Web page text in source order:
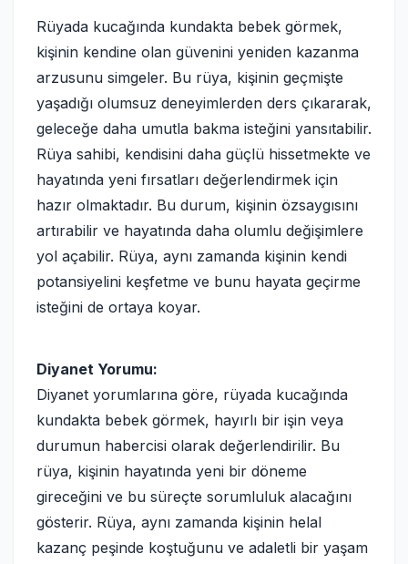
Rüyada kucağında kundakta bebek görmek,
kişinin kendine olan güvenini yeniden kazanma
arzusunu simgeler. Bu rüya, kişinin geçmişte
yaşadığı olumsuz deneyimlerden ders çıkararak,
geleceğe daha umutla bakma isteğini yansıtabilir.
Rüya sahibi, kendisini daha güçlü hissetmekte ve
hayatında yeni fırsatları değerlendirmek için
hazır olmaktadır. Bu durum, kişinin özsaygısını
artırabilir ve hayatında daha olumlu değişimlere
yol açabilir. Rüya, aynı zamanda kişinin kendi
potansiyelini keşfetme ve bunu hayata geçirme
isteğini de ortaya koyar.
Diyanet Yorumu:
Diyanet yorumlarına göre, rüyada kucağında
kundakta bebek görmek, hayırlı bir işin veya
durumun habercisi olarak değerlendirilir. Bu
rüya, kişinin hayatında yeni bir döneme
gireceğini ve bu süreçte sorumluluk alacağını
gösterir. Rüya, aynı zamanda kişinin helal
kazanç peşinde koştuğunu ve adaletli bir yaşam